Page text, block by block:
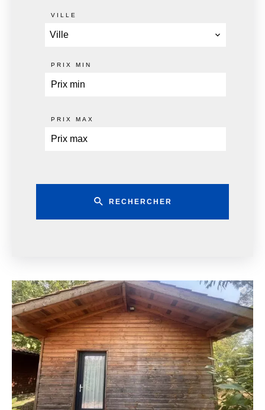
VILLE
Ville
PRIX MIN
PRIX MAX
RECHERCHER